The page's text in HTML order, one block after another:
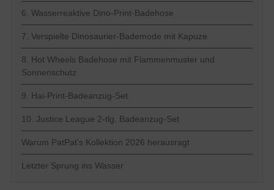
6. Wasserreaktive Dino-Print-Badehose
7. Verspielte Dinosaurier-Bademode mit Kapuze
8. Hot Wheels Badehose mit Flammenmuster und
Sonnenschutz
9. Hai-Print-Badeanzug-Set
10. Justice League 2-tlg. Badeanzug-Set
Warum PatPat’s Kollektion 2026 herausragt
Letzter Sprung ins Wasser